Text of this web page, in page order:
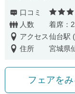
口コミ
人数
着席：
アクセス仙台駅
住所
宮城県
フェアをみ